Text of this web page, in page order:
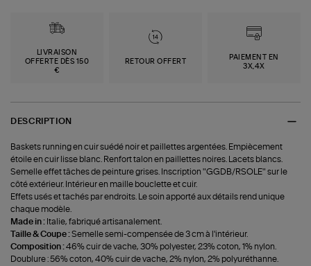
LIVRAISON
OFFERTE DÈS 150
€
RETOUR OFFERT
PAIEMENT EN
3X,4X
DESCRIPTION
Baskets running en cuir suédé noir et paillettes argentées. Empiècement
étoile en cuir lisse blanc. Renfort talon en paillettes noires. Lacets blancs.
Semelle effet tâches de peinture grises. Inscription "GGDB/RSOLE" sur le
côté extérieur. Intérieur en maille bouclette et cuir.
Effets usés et tachés par endroits. Le soin apporté aux détails rend unique
chaque modèle.
Made in : Italie, fabriqué artisanalement.
Taille & Coupe :Semelle semi-compensée de 3 cm à l'intérieur.
Composition :46% cuir de vache, 30% polyester, 23% coton, 1% nylon.
Doublure : 56% coton, 40% cuir de vache, 2% nylon, 2% polyuréthanne.